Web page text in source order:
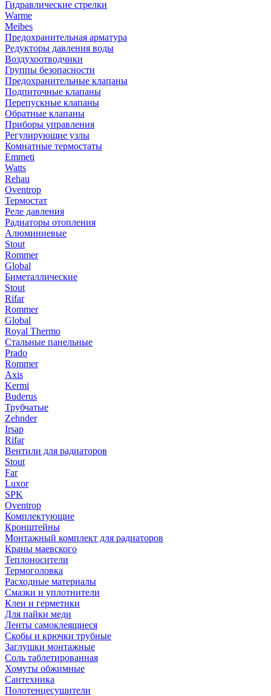
Гидравлические стрелки
Warme
Meibes
Предохранительная арматура
Редукторы давления воды
Воздухоотводчики
Группы безопасности
Предохранительные клапаны
Подпиточные клапаны
Перепускные клапаны
Обратные клапаны
Приборы управления
Регулирующие узлы
Комнатные термостаты
Emmeti
Watts
Rehau
Oventrop
Термостат
Реле давления
Радиаторы отопления
Алюминиевые
Stout
Rommer
Global
Биметаллические
Stout
Rifar
Rommer
Global
Royal Thermo
Стальные панельные
Prado
Rommer
Axis
Kermi
Buderus
Трубчатые
Zehnder
Irsap
Rifar
Вентили для радиаторов
Stout
Far
Luxor
SPK
Oventrop
Комплектующие
Кронштейны
Монтажный комплект для радиаторов
Краны маевского
Теплоносители
Термоголовка
Расходные материалы
Смазки и уплотнители
Клеи и герметики
Для пайки меди
Ленты самоклеящиеся
Скобы и крючки трубные
Заглушки монтажные
Соль таблетированная
Хомуты обжимные
Сантехника
Полотенцесушители